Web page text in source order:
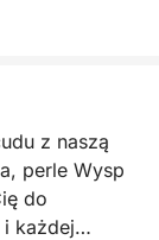
z naszą
perle Wysp
do
każdej